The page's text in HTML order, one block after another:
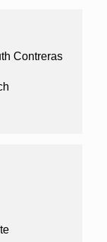
Contreras